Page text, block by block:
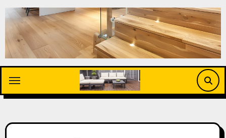
Saltar
al
contenido